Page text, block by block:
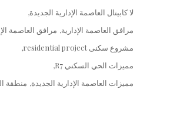
لا كابيتال العاصمة الإدارية الجديدة
مرافق العاصمة الإدارية مرافق العاصمة
مشروع سكنى residential project
مميزات الحي السكني R7
مميزات العاصمة الإدارية الجديدة منطقة